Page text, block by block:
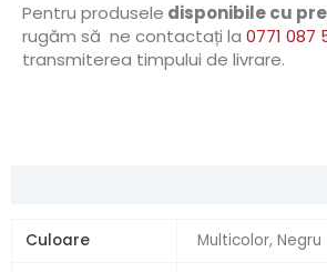
Pentru produsele disponibile cu
rugăm să ne contactați la 0771 087
transmiterea timpului de livrare.
Culoare Multicolor, Negru